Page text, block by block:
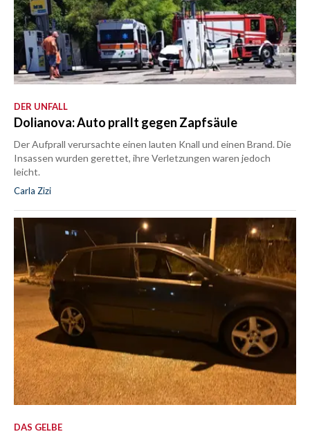
DER UNFALL
Dolianova: Auto prallt gegen Zapfsäule
Der Aufprall verursachte einen lauten Knall und einen Brand. Die
Insassen wurden gerettet, ihre Verletzungen waren jedoch
leicht.
Carla Zizi
DAS GELBE